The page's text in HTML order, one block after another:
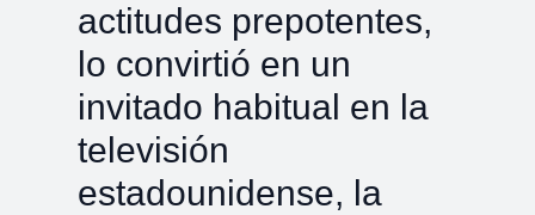
actitudes prepotentes,
lo convirtió en un
invitado habitual en la
televisión
estadounidense, la